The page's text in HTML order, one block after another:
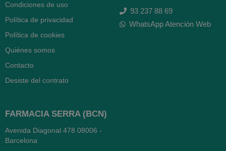
Condiciones de uso
Política de privacidad
Política de cookies
Quiénes somos
Contacto
Desiste del contrato
93 237 88 69
WhatsApp Atención Web
FARMACIA SERRA (BCN)
Avenida Diagonal 478 08006 -
Barcelona